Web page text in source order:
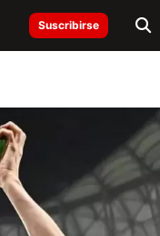
Suscribirse